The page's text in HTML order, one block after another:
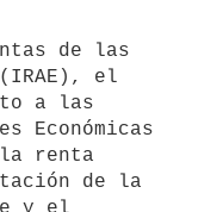
de las
(IRAE), el
Económicas
de la